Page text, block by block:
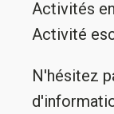
Activités
Activité
N'hésitez